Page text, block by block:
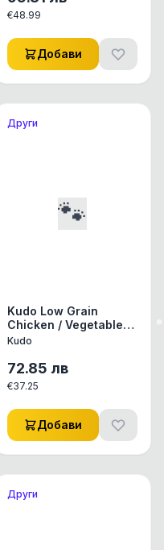
€48.99
Добави
Други
🐾
Kudo Low Grain
Chicken / Vegetables
Adult 12 Kg - за
год.
Kudo
72.85 лв
€37.25
Добави
Други